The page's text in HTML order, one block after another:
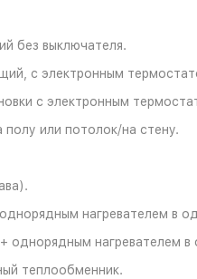
без выключателя.
с электронным
с электронным
полу или потолок/на стену.
нагревателем в
однорядным нагревателем в
теплообменник.